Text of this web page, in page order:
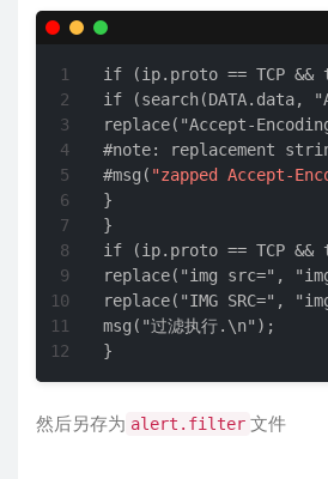
if (ip.proto == TCP &&
if (search(DATA.data,
#note: replacement
#msg( "zapped Accept-
}
}
if (ip.proto == TCP &&
replace("img src=",
replace("IMG SRC=",
msg("过滤执行.\n");
}
然后另存为 alert.filter 文件